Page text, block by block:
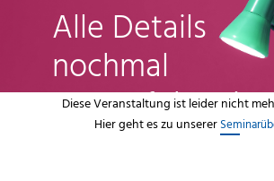
Alle Details
nochmal
genau
Diese Veranstaltung ist leider nicht
Hier geht es zu unserer